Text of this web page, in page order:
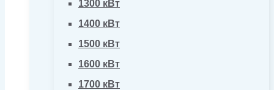
1300 кВт
1400 кВт
1500 кВт
1600 кВт
1700 кВт